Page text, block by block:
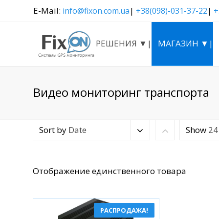
E-Mail: info@fixon.com.ua| +38(098)-031-37-22|
РЕШЕНИЯ ▼| МАГАЗИН ▼|
Видео мониторинг транспорта
Sort by Date Show
Отображение единственного товара
РАСПРОДАЖА!